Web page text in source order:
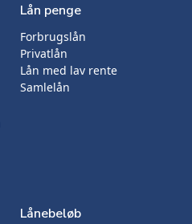
Lån penge
Forbrugslån
Privatlån
Lån med lav rente
Samlelån
Lånebeløb